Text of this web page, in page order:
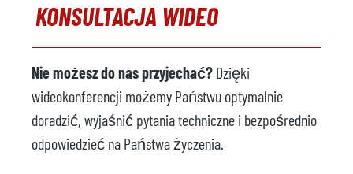
KONSULTACJA WIDEO
Nie możesz do nas przyjechać? Dzięki
wideokonferencji możemy Państwu optymalnie
doradzić, wyjaśnić pytania techniczne i bezpośrednio
odpowiedzieć na Państwa życzenia.